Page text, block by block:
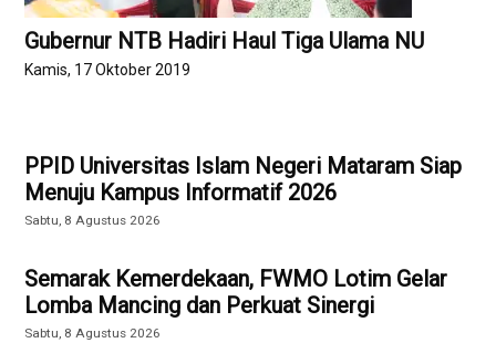
Gubernur NTB Hadiri Haul Tiga Ulama NU
Kamis, 17 Oktober 2019
PPID Universitas Islam Negeri Mataram Siap
Menuju Kampus Informatif 2026
Sabtu, 8 Agustus 2026
Semarak Kemerdekaan, FWMO Lotim Gelar
Lomba Mancing dan Perkuat Sinergi
Sabtu, 8 Agustus 2026